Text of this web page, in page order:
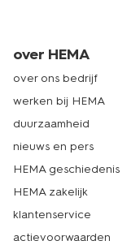
over HEMA
over ons bedrijf
werken bij HEMA
duurzaamheid
nieuws en pers
HEMA geschiedenis
HEMA zakelijk
klantenservice
actievoorwaarden